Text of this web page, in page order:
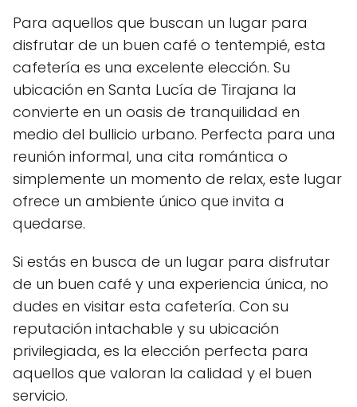
Para aquellos que buscan un lugar para
disfrutar de un buen café o tentempié, esta
cafetería es una excelente elección. Su
ubicación en Santa Lucía de Tirajana la
convierte en un oasis de tranquilidad en
medio del bullicio urbano. Perfecta para una
reunión informal, una cita romántica o
simplemente un momento de relax, este lugar
ofrece un ambiente único que invita a
quedarse.
Si estás en busca de un lugar para disfrutar
de un buen café y una experiencia única, no
dudes en visitar esta cafetería. Con su
reputación intachable y su ubicación
privilegiada, es la elección perfecta para
aquellos que valoran la calidad y el buen
servicio.